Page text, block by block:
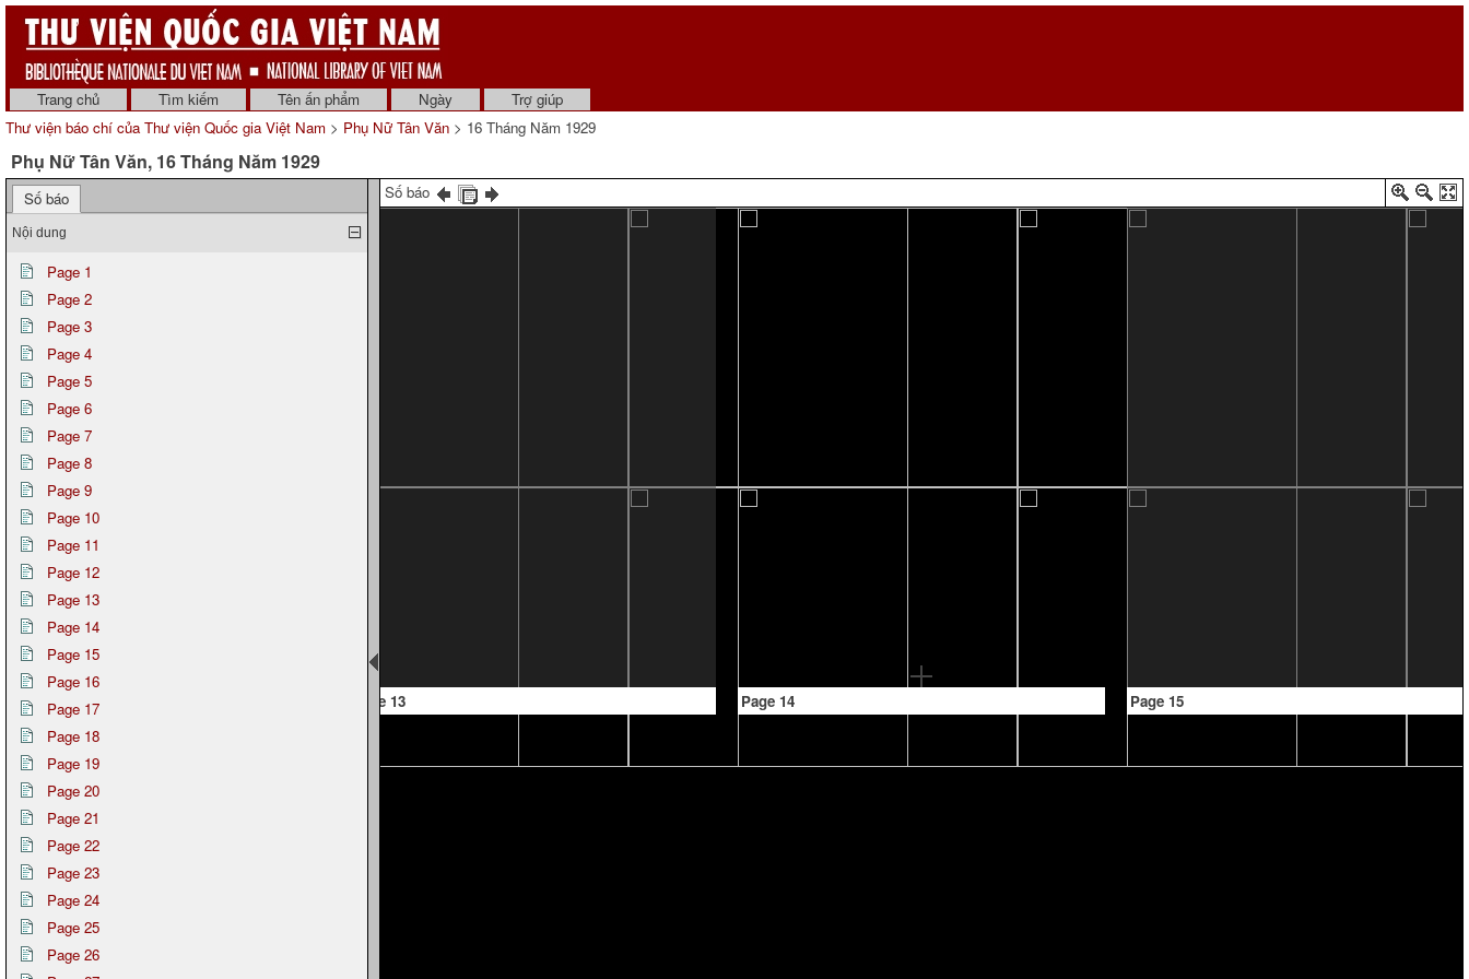
Trang chủ Tìm kiếm Tên ấn phẩm Ngày
Trợ giúp
Thư viện báo chí của Thư viện Quốc gia Việt Nam > Phụ Nữ Tân Văn > 16 Tháng Năm 1929
Phụ Nữ Tân Văn, 16 Tháng Năm 1929
Số báo
Nội dung
Page 1
Page 2
Page 3
Page 4
Page 5
Page 6
Page 7
Page 8
Page 9
Page 10
Page 11
Page 12
Page 13
Page 14
Page 15
Page 16
Page 17
Page 18
Page 19
Page 20
Page 21
Page 22
Page 23
Page 24
Page 25
Page 26
Số báo
Page 13 Page 14 Page 15